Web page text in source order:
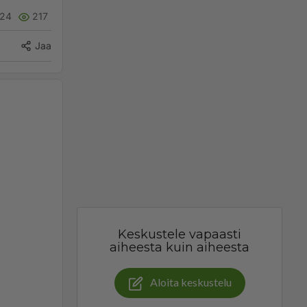
24 217
Jaa
Keskustele vapaasti
aiheesta kuin aiheesta
Aloita keskustelu